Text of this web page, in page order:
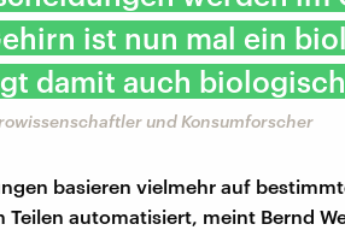
ist nun mal ein
damit auch
und Konsumforscher
basieren vielmehr auf
Teilen automatisiert, meint Bernd